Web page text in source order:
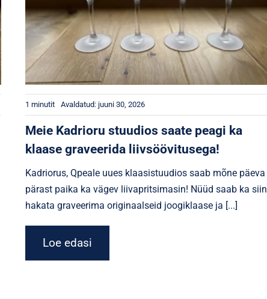
1 minutit Avaldatud: juuni 30, 2026
Meie Kadrioru stuudios saate peagi ka
klaase graveerida liivsöövitusega!
Kadriorus, Qpeale uues klaasistuudios saab mõne päeva
pärast paika ka vägev liivapritsimasin! Nüüd saab ka siin
hakata graveerima originaalseid joogiklaase ja [...]
Loe edasi